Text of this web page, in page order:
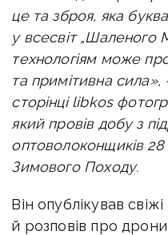
це та зброя, яка
у всесвіт „Шаленого
технологіям може
та примітивна
сторінціlibkos
який провів добу з
оптоволоконщиків 28
Зимового Походу.
Він опублікував
й розповів про